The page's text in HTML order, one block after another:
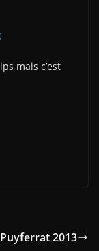
mais c’est
2013